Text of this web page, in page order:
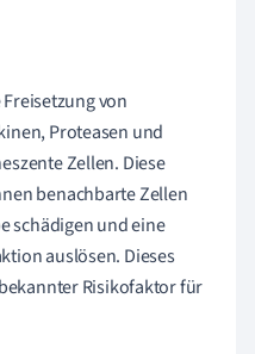
von
Proteasen und
Zellen. Diese
benachbarte Zellen
schädigen und eine
auslösen. Dieses
Risikofaktor für